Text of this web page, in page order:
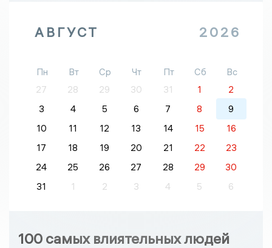
АВГУСТ 2026
Пн Вт Ср Чт Пт Сб
Вс
27
28 29 30 31 1
2
3
4 5 6 7 8
9
10
11 12 13 14 15
16
17
18 19 20 21 22
23
24
25 26 27 28 29
30
31
1 2 3 4 5 6
100 самых влиятельных людей